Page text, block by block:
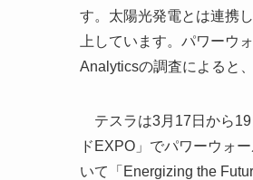
す。太陽光発電とは連携
上しています。パワーウ
Analyticsの調査によると
テスラは3月17日から19
ドEXPO」でパワーウォ
いて「Energizing the